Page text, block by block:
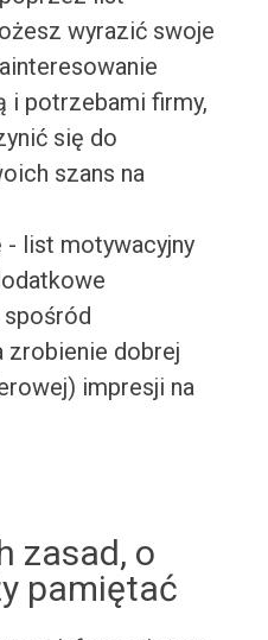
wyrazić swoje
i potrzebami firmy,
się do
szans na
- list motywacyjny
zrobienie dobrej
impresji na
zasad, o
pamiętać